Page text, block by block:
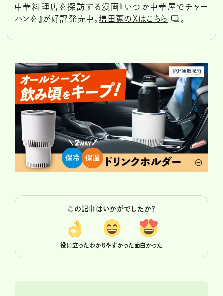
中華料理店を探訪する漫画『いつか中華屋でチャー
ハンを』が好評発売中。増田薫のXはこちら 。
この記事はいかがでしたか？
役に立ったわかりやすかった面白かった